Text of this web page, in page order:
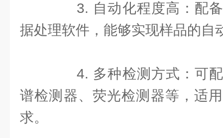
3. 自动化程度高：配备
据处理软件，能够实现样品的自
4. 多种检测方式：可配
谱检测器、荧光检测器等，适
求。